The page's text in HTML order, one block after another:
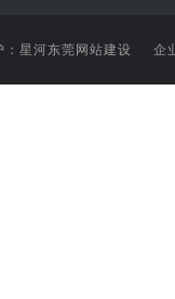
星河东莞网站建设 企